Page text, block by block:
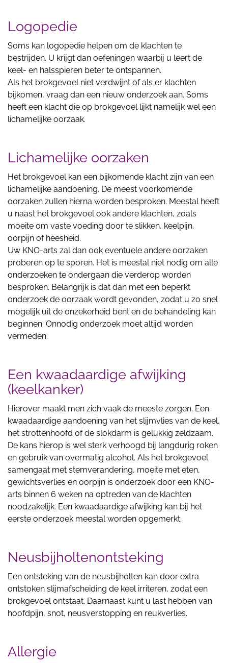
Logopedie
Soms kan logopedie helpen om de klachten te
bestrijden. U krijgt dan oefeningen waarbij u leert de
keel- en halsspieren beter te ontspannen.
Als het brokgevoel niet verdwijnt of als er klachten
bijkomen, vraag dan een nieuw onderzoek aan. Soms
heeft een klacht die op brokgevoel lijkt namelijk wel een
lichamelijke oorzaak.
Lichamelijke oorzaken
Het brokgevoel kan een bijkomende klacht zijn van een
lichamelijke aandoening. De meest voorkomende
oorzaken zullen hierna worden besproken. Meestal heeft
u naast het brokgevoel ook andere klachten, zoals
moeite om vaste voeding door te slikken, keelpijn,
oorpijn of heesheid.
Uw KNO-arts zal dan ook eventuele andere oorzaken
proberen op te sporen. Het is meestal niet nodig om alle
onderzoeken te ondergaan die verderop worden
besproken. Belangrijk is dat dan met een beperkt
onderzoek de oorzaak wordt gevonden, zodat u zo snel
mogelijk uit de onzekerheid bent en de behandeling kan
beginnen. Onnodig onderzoek moet altijd worden
vermeden.
Een kwaadaardige afwijking
(keelkanker)
Hierover maakt men zich vaak de meeste zorgen. Een
kwaadaardige aandoening van het slijmvlies van de keel,
het strottenhoofd of de slokdarm is gelukkig zeldzaam.
De kans hierop is wel sterk verhoogd bij langdurig roken
en gebruik van overmatig alcohol. Als het brokgevoel
samengaat met stemverandering, moeite met eten,
gewichtsverlies en oorpijn is onderzoek door een KNO-
arts binnen 6 weken na optreden van de klachten
noodzakelijk. Een kwaadaardige afwijking kan bij het
eerste onderzoek meestal worden opgemerkt.
Neusbijholtenontsteking
Een ontsteking van de neusbijholten kan door extra
ontstoken slijmafscheiding de keel irriteren, zodat een
brokgevoel ontstaat. Daarnaast kunt u last hebben van
hoofdpijn, snot, neusverstopping en reukverlies.
Allergie